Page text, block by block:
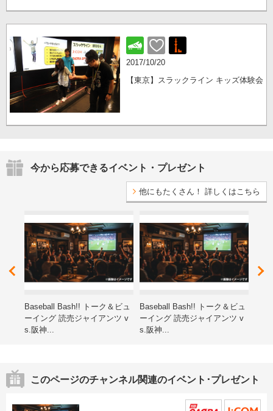
2017/10/20
【東京】スラックライン キッズ体験会
今から応募できるイベント・プレゼント
他にもたくさん！ 詳しくはこちら
Baseball Bash!! トーク＆ビュ
ーイング 読売ジャイアンツ v
s.阪神...
Baseball Bash!! トーク＆ビュ
ーイング 読売ジャイアンツ v
s.阪神...
このページのチャンネル関連のイベント･プレゼント